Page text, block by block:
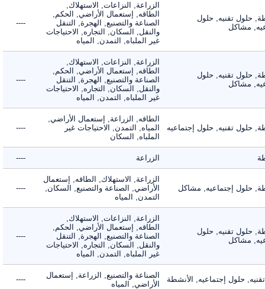
حلول تقنيه, حلول
مشاكل
الزراعة, النزاعات, الاستهلاك,
الطاقه, إستعمال الأراضي, الحكم,
الصناعة والتصنيع, الهجرة, التنقل
والنقل, السكان, التجاره, الاحتياجات
غير الملباه, التمدن, المياه
----
حلول تقنيه, حلول
مشاكل
الزراعة, النزاعات, الاستهلاك,
الطاقه, إستعمال الأراضي, الحكم,
الصناعة والتصنيع, الهجرة, التنقل
والنقل, السكان, التجاره, الاحتياجات
غير الملباه, التمدن, المياه
----
حلول تقنيه, حلول إجتماعيه
الطاقه, الزراعة, إستعمال الأراضي,
المياه, التمدن, الاحتياجات غير
الملباه, السكان
----
الزراعة ----
حلول إجتماعيه, مشاكل
الزراعة, الاستهلاك, الطاقه, إستعمال
الأراضي, الصناعة والتصنيع, السكان,
التمدن, المياه
----
حلول تقنيه, حلول
مشاكل
الزراعة, النزاعات, الاستهلاك,
الطاقه, إستعمال الأراضي, الحكم,
الصناعة والتصنيع, الهجرة, التنقل
والنقل, السكان, التجاره, الاحتياجات
غير الملباه, التمدن, المياه
----
حلول إجتماعيه, الأنشطة
الصناعة والتصنيع, الزراعة, إستعمال
الأراضي, المياه
----